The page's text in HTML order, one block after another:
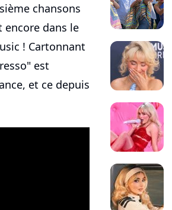
chansons
encore dans le
! Cartonnant
est
et ce depuis